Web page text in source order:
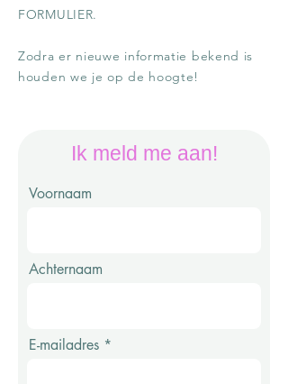
FORMULIER.
Zodra er nieuwe informatie bekend is
houden we je op de hoogte!
Ik meld me aan!
Voornaam
Achternaam
E-mailadres